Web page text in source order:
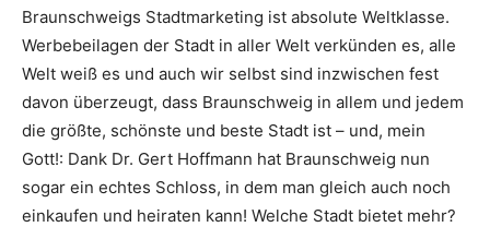
Braunschweigs Stadtmarketing ist absolute Weltklasse.
Werbebeilagen der Stadt in aller Welt verkünden es, alle
Welt weiß es und auch wir selbst sind inzwischen fest
davon überzeugt, dass Braunschweig in allem und jedem
die größte, schönste und beste Stadt ist – und, mein
Gott!: Dank Dr. Gert Hoffmann hat Braunschweig nun
sogar ein echtes Schloss, in dem man gleich auch noch
einkaufen und heiraten kann! Welche Stadt bietet mehr?